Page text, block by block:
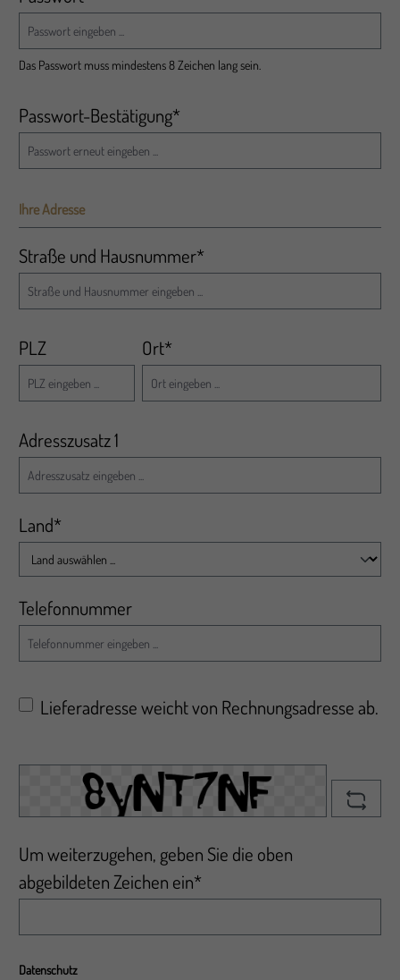
Das Passwort muss mindestens 8 Zeichen lang sein.
Passwort-Bestätigung*
Ihre Adresse
Straße und Hausnummer*
PLZ Ort*
Adresszusatz 1
Land*
Telefonnummer
Lieferadresse weicht von Rechnungsadresse ab.
Um weiterzugehen, geben Sie die oben
abgebildeten Zeichen ein*
Datenschutz